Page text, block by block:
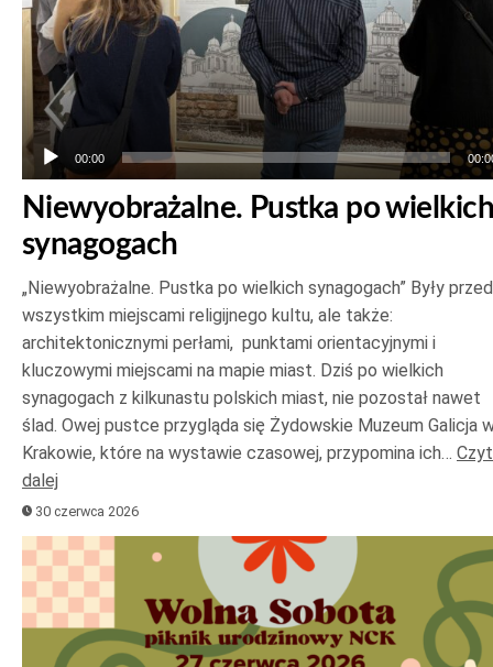
00:00
Niewyobrażalne. Pustka po wielkich
synagogach
„Niewyobrażalne. Pustka po wielkich synagogach” Były
wszystkim miejscami religijnego kultu, ale także:
architektonicznymi perłami, punktami orientacyjnymi i
kluczowymi miejscami na mapie miast. Dziś po wielkich
synagogach z kilkunastu polskich miast, nie pozostał nawet
ślad. Owej pustce przygląda się Żydowskie Muzeum Galicja
Krakowie, które na wystawie czasowej, przypomina ich…
dalej
30 czerwca 2026
Odtwarzacz
plików
dźwiękowych